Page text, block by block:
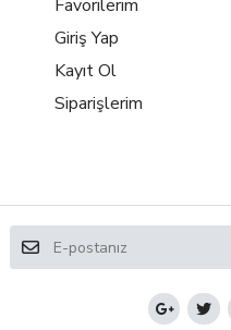
Favorilerim
Giriş Yap
Kayıt Ol
Siparişlerim